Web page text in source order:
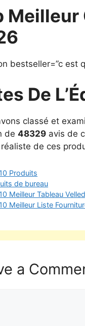
Meilleur
bestseller=”c est
De
classé et
de 48329 avis de
de ces
Produits
de bureau
Meilleur Tableau
Meilleur Liste
a